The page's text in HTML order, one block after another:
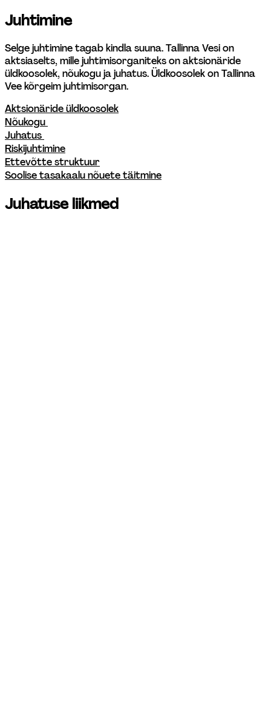
Juhtimine
Selge juhtimine tagab kindla suuna. Tallinna Vesi on
aktsiaselts, mille juhtimisorganiteks on aktsionäride
üldkoosolek, nõukogu ja juhatus. Üldkoosolek on Tallinna
Vee kõrgeim juhtimisorgan.
Aktsionäride üldkoosolek
Nõukogu
Juhatus
Riskijuhtimine
Ettevõtte struktuur
Soolise tasakaalu nõuete täitmine
Juhatuse liikmed